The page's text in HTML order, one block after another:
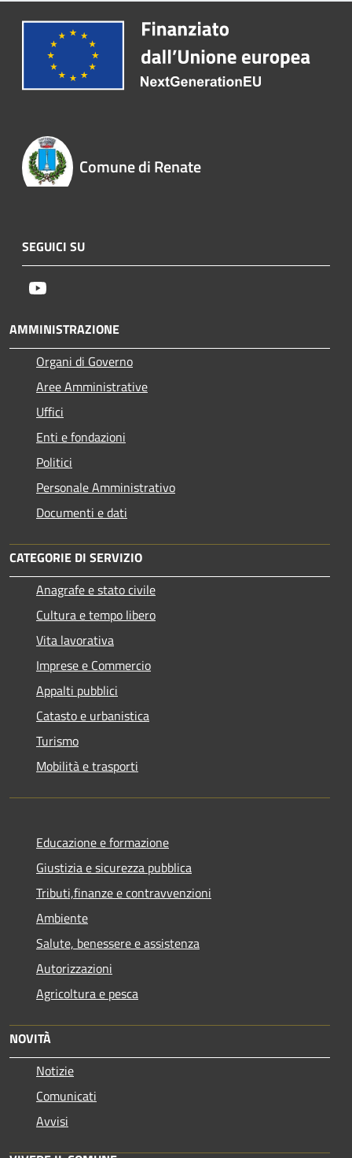
Comune di Renate
SEGUICI SU
AMMINISTRAZIONE
Organi di Governo
Aree Amministrative
Uffici
Enti e fondazioni
Politici
Personale Amministrativo
Documenti e dati
CATEGORIE DI SERVIZIO
Anagrafe e stato civile
Cultura e tempo libero
Vita lavorativa
Imprese e Commercio
Appalti pubblici
Catasto e urbanistica
Turismo
Mobilità e trasporti
Educazione e formazione
Giustizia e sicurezza pubblica
Tributi,finanze e contravvenzioni
Ambiente
Salute, benessere e assistenza
Autorizzazioni
Agricoltura e pesca
NOVITÀ
Notizie
Comunicati
Avvisi